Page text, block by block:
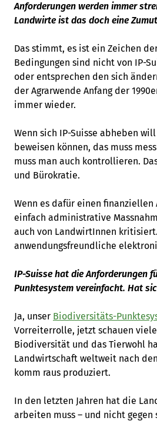
Anforderungen werden immer
Landwirte ist das doch eine
Das stimmt, es ist ein Zeichen
Bedingungen sind nicht von IP-
oder entsprechen den sich
der Agrarwende Anfang der
immer wieder.
Wenn sich IP-Suisse abheben
beweisen können, das muss
muss man auch kontrollieren.
und Bürokratie.
Wenn es dafür einen
einfach administrative
auch von LandwirtInnen
anwendungsfreundliche
IP-Suisse hat die Anforderungen
Punktesystem vereinfacht. Hat
Ja, unser Biodiversitäts-
Vorreiterrolle, jetzt schauen
Biodiversität und das Tierwohl
Landwirtschaft weltweit nach
komm raus produziert.
In den letzten Jahren hat die
arbeiten muss – und nicht